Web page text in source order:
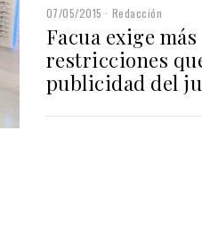
07/05/2015 Redacción
Facua exige más
restricciones
publicidad del